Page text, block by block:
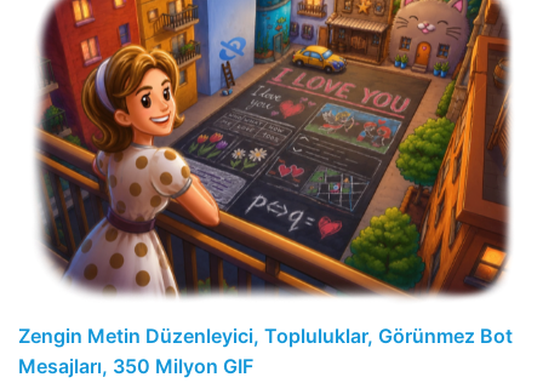
Zengin Metin Düzenleyici, Topluluklar, Görünmez Bot
Mesajları, 350 Milyon GIF